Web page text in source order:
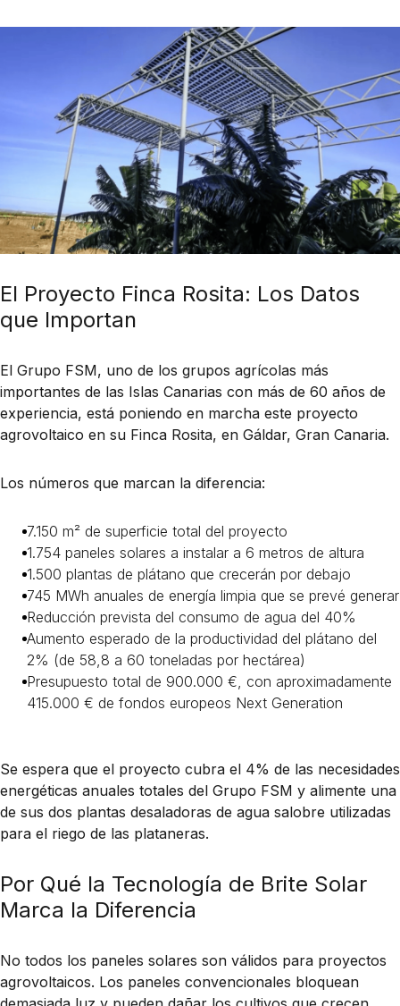
El Proyecto Finca Rosita: Los Datos
que Importan
El Grupo FSM, uno de los grupos agrícolas más
importantes de las Islas Canarias con más de 60 años de
experiencia, está poniendo en marcha este proyecto
agrovoltaico en su Finca Rosita, en Gáldar, Gran Canaria.
Los números que marcan la diferencia:
7.150 m² de superficie total del proyecto
1.754 paneles solares a instalar a 6 metros de altura
1.500 plantas de plátano que crecerán por debajo
745 MWh anuales de energía limpia que se prevé generar
Reducción prevista del consumo de agua del 40%
Aumento esperado de la productividad del plátano del
2% (de 58,8 a 60 toneladas por hectárea)
Presupuesto total de 900.000 €, con aproximadamente
415.000 € de fondos europeos Next Generation
Se espera que el proyecto cubra el 4% de las necesidades
energéticas anuales totales del Grupo FSM y alimente una
de sus dos plantas desaladoras de agua salobre utilizadas
para el riego de las plataneras.
Por Qué la Tecnología de Brite Solar
Marca la Diferencia
No todos los paneles solares son válidos para proyectos
agrovoltaicos. Los paneles convencionales bloquean